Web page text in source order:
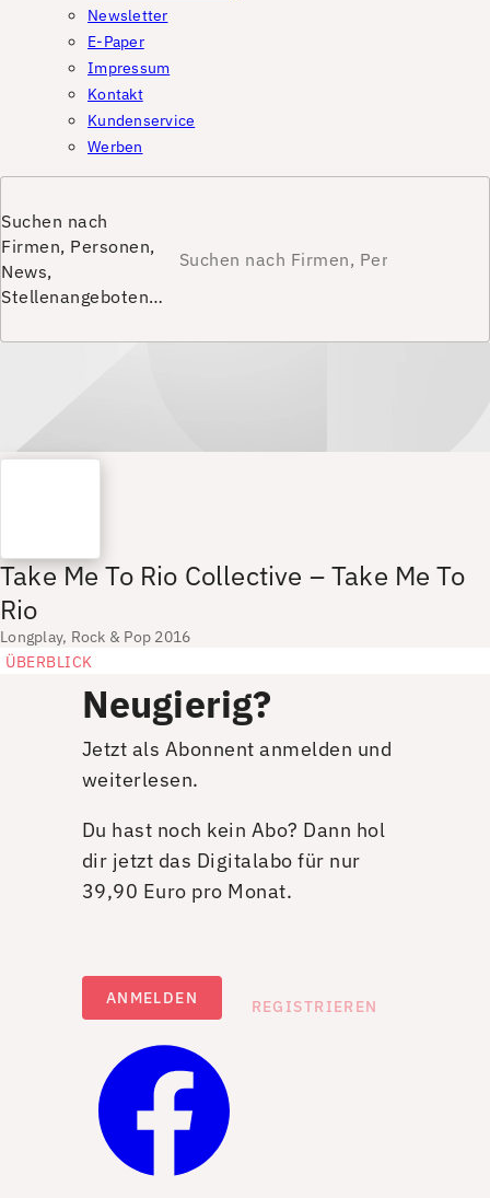
Newsletter
E-Paper
Impressum
Kontakt
Kundenservice
Werben
Suchen nach
Firmen, Personen,
News,
Stellenangeboten…
Take Me To Rio Collective – Take Me To
Rio
Longplay, Rock & Pop 2016
ÜBERBLICK
Neugierig?
Jetzt als Abonnent anmelden und
weiterlesen.
Du hast noch kein Abo? Dann hol
dir jetzt das Digitalabo für nur
39,90 Euro pro Monat.
ANMELDEN REGISTRIEREN